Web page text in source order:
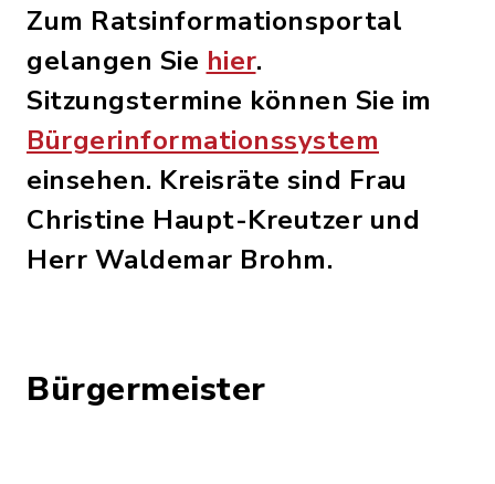
Zum Ratsinformationsportal
gelangen Sie hier.
Sitzungstermine können Sie im
Bürgerinformationssystem
einsehen. Kreisräte sind Frau
Christine Haupt-Kreutzer und
Herr Waldemar Brohm.
Bürgermeister